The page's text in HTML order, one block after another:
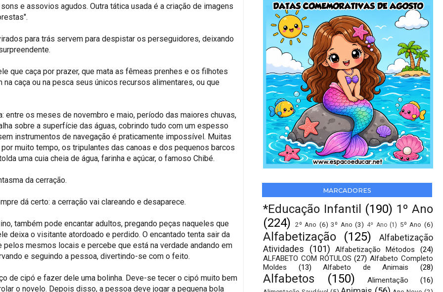
e assovios agudos. Outra tática usada é a criação de imagens
para trás servem para despistar os perseguidores, deixando
que caça por prazer, que mata as fêmeas prenhes e os filhotes
caça ou na pesca seus únicos recursos alimentares, ou que
os meses de novembro e maio, período das maiores chuvas,
sobre a superfície das águas, cobrindo tudo com um espesso
instrumentos de navegação é praticamente impossível. Muitas
muito tempo, os tripulantes das canoas e dos pequenos barcos
uma cuia cheia de água, farinha e açúcar, o famoso Chibé.
da cerração.
dá certo: a cerração vai clareando e desaparece.
também pode encantar adultos, pregando peças naqueles que
deixa o visitante atordoado e perdido. O encantado tenta sair da
mesmos locais e percebe que está na verdade andando em
e seguindo a pessoa, divertindo-se com o feito.
de cipó e fazer dele uma bolinha. Deve-se tecer o cipó muito bem
o novelo. Depois disso, a pessoa deve jogar a pequena bola
MARCADORES
*Educação Infantil (190) 1º Ano
(224)
2º Ano (6) 3º Ano (3) 4º Ano (1) 5º Ano (6)
Alfabetização (125)
Alfabetização
Atividades
(101) Alfabetização Métodos
(24)
ALFABETO COM RÓTULOS (27) Alfabeto Completo
Moldes
(13) Alfabeto de Animais (28)
Alfabetos (150) Alimentação (16)